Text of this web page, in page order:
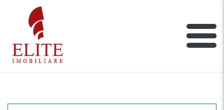
ELITE IMOBILIARE
Main Nav